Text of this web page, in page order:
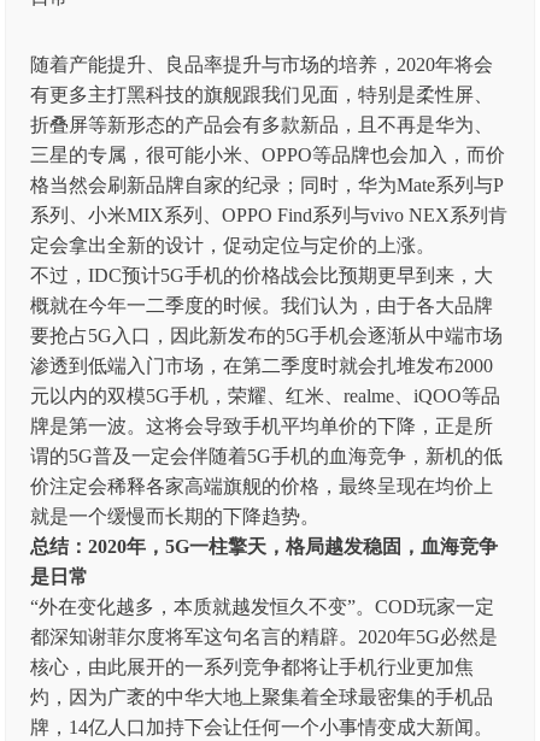
随着产能提升、良品率提升与市场的培养，2020年将会
有更多主打黑科技的旗舰跟我们见面，特别是柔性屏、
折叠屏等新形态的产品会有多款新品，且不再是华为、
三星的专属，很可能小米、OPPO等品牌也会加入，而价
格当然会刷新品牌自家的纪录；同时，华为Mate系列与P
系列、小米MIX系列、OPPO Find系列与vivo NEX系列肯
定会拿出全新的设计，促动定位与定价的上涨。
不过，IDC预计5G手机的价格战会比预期更早到来，大
概就在今年一二季度的时候。我们认为，由于各大品牌
要抢占5G入口，因此新发布的5G手机会逐渐从中端市场
渗透到低端入门市场，在第二季度时就会扎堆发布2000
元以内的双模5G手机，荣耀、红米、realme、iQOO等品
牌是第一波。这将会导致手机平均单价的下降，正是所
谓的5G普及一定会伴随着5G手机的血海竞争，新机的低
价注定会稀释各家高端旗舰的价格，最终呈现在均价上
就是一个缓慢而长期的下降趋势。
总结：2020年，5G一柱擎天，格局越发稳固，血海竞争
是日常
“外在变化越多，本质就越发恒久不变”。COD玩家一定
都深知谢菲尔度将军这句名言的精辟。2020年5G必然是
核心，由此展开的一系列竞争都将让手机行业更加焦
灼，因为广袤的中华大地上聚集着全球最密集的手机品
牌，14亿人口加持下会让任何一个小事情变成大新闻。